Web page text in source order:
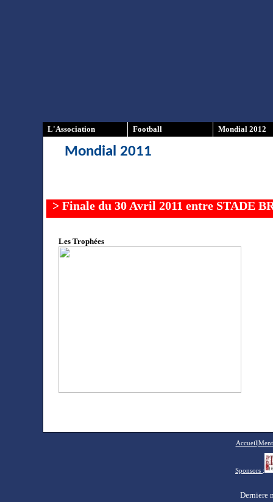
L'Association Football Mondial 2012
Mondial 2011
> Finale du 30 Avril 2011 entre STADE
Les Trophées
Accueil|
Sponsors :
Derniere